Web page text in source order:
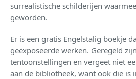
surrealistische schilderijen
geworden.
Er is een gratis Engelstalig boekje
geëxposeerde werken. Geregeld
tentoonstellingen en vergeet niet
aan de bibliotheek, want ook die is